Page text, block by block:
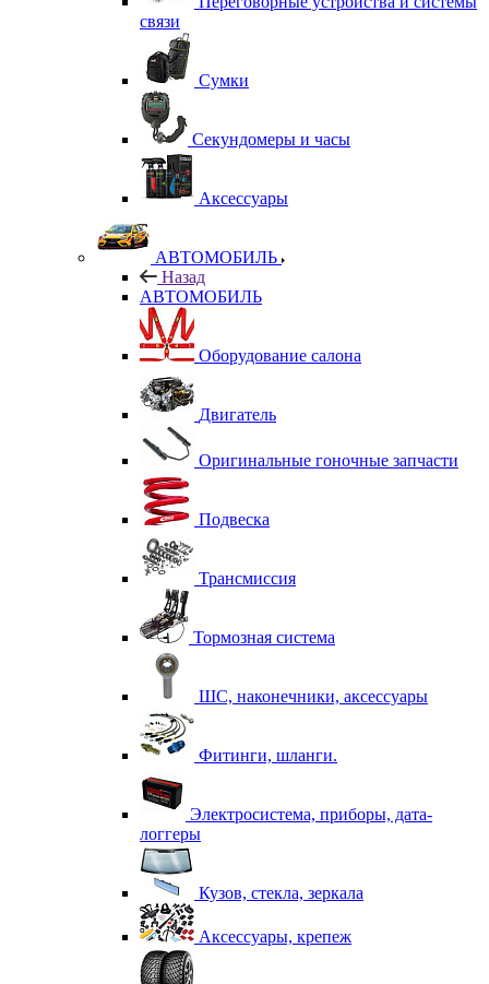
связи
Сумки
Секундомеры и часы
Аксессуары
АВТОМОБИЛЬ
Назад
АВТОМОБИЛЬ
Оборудование салона
Двигатель
Оригинальные гоночные запчасти
Подвеска
Трансмиссия
Тормозная система
ШС, наконечники, аксессуары
Фитинги, шланги.
Электросистема, приборы, дата-
логгеры
Кузов, стекла, зеркала
Аксессуары, крепеж